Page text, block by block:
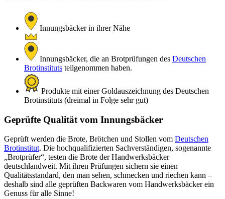
Innungsbäcker in ihrer Nähe
Innungsbäcker, die an Brotprüfungen des Deutschen
Brotinstituts teilgenommen haben.
Produkte mit einer Goldauszeichnung des Deutschen
Brotinstituts (dreimal in Folge sehr gut)
Geprüfte Qualität vom Innungsbäcker
Geprüft werden die Brote, Brötchen und Stollen vom Deutschen
Brotinstitut. Die hochqualifizierten Sachverständigen, sogenannte
„Brotprüfer“, testen die Brote der Handwerksbäcker
deutschlandweit. Mit ihren Prüfungen sichern sie einen
Qualitätsstandard, den man sehen, schmecken und riechen kann –
deshalb sind alle geprüften Backwaren vom Handwerksbäcker ein
Genuss für alle Sinne!